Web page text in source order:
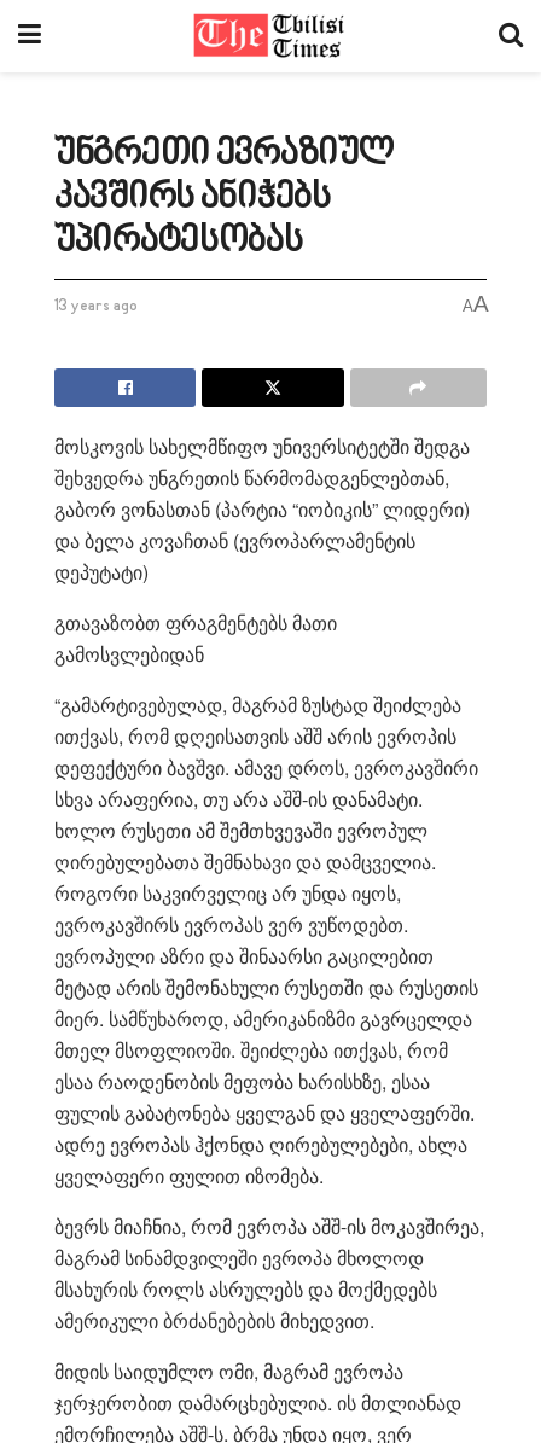
უნგრეთი ევრაზიულ
კავშირს ანიჭებს
უპირატესობას
13 years ago AA
მოსკოვის სახელმწიფო უნივერსიტეტში შედგა
შეხვედრა უნგრეთის წარმომადგენლებთან,
გაბორ ვონასთან (პარტია “იობიკის” ლიდერი)
და ბელა კოვაჩთან (ევროპარლამენტის
დეპუტატი)
გთავაზობთ ფრაგმენტებს მათი
გამოსვლებიდან
“გამარტივებულად, მაგრამ ზუსტად შეიძლება
ითქვას, რომ დღეისათვის აშშ არის ევროპის
დეფექტური ბავშვი. ამავე დროს, ევროკავშირი
სხვა არაფერია, თუ არა აშშ-ის დანამატი.
ხოლო რუსეთი ამ შემთხვევაში ევროპულ
ღირებულებათა შემნახავი და დამცველია.
როგორი საკვირველიც არ უნდა იყოს,
ევროკავშირს ევროპას ვერ ვუწოდებთ.
ევროპული აზრი და შინაარსი გაცილებით
მეტად არის შემონახული რუსეთში და რუსეთის
მიერ. სამწუხაროდ, ამერიკანიზმი გავრცელდა
მთელ მსოფლიოში. შეიძლება ითქვას, რომ
ესაა რაოდენობის მეფობა ხარისხზე, ესაა
ფულის გაბატონება ყველგან და ყველაფერში.
ადრე ევროპას ჰქონდა ღირებულებები, ახლა
ყველაფერი ფულით იზომება.
ბევრს მიაჩნია, რომ ევროპა აშშ-ის მოკავშირეა,
მაგრამ სინამდვილეში ევროპა მხოლოდ
მსახურის როლს ასრულებს და მოქმედებს
ამერიკული ბრძანებების მიხედვით.
მიდის საიდუმლო ომი, მაგრამ ევროპა
ჯერჯერობით დამარცხებულია. ის მთლიანად
ემორჩილება აშშ-ს. ბრმა უნდა იყო, ვერ